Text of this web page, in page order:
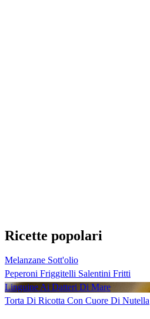
Ricette popolari
Melanzane Sott'olio
Peperoni Friggitelli Salentini Fritti
Linguine Ai Datteri Di Mare
Torta Di Ricotta Con Cuore Di Nutella